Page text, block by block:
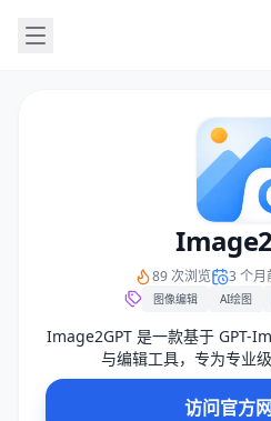
89 次浏览 3 个月
图像编辑 AI绘图
Image2GPT 是一款基于 GPT-
与编辑工具，专为专业
访问官方